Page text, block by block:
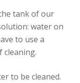
tank of our
water on
to use a
to be cleaned.